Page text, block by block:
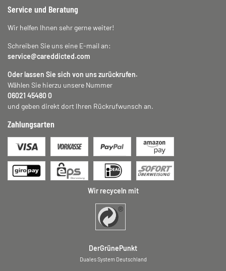
Service und Beratung
Wir helfen Ihnen sehr gerne weiter!
Schreiben Sie uns eine E-mail an:
service@careddicted.com
Oder lassen Sie sich von uns zurückrufen.
Wählen Sie hierzu unsere Nummer
06021 45480 0
und geben direkt dort Ihren Rückrufwunsch an.
Zahlungsarten
Wir recyceln mit
DerGrünePunkt
Duales System Deutschland